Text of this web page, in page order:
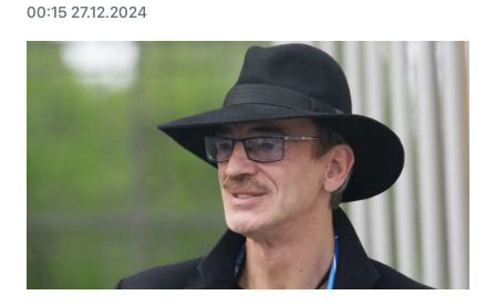
00:15 27.12.2024